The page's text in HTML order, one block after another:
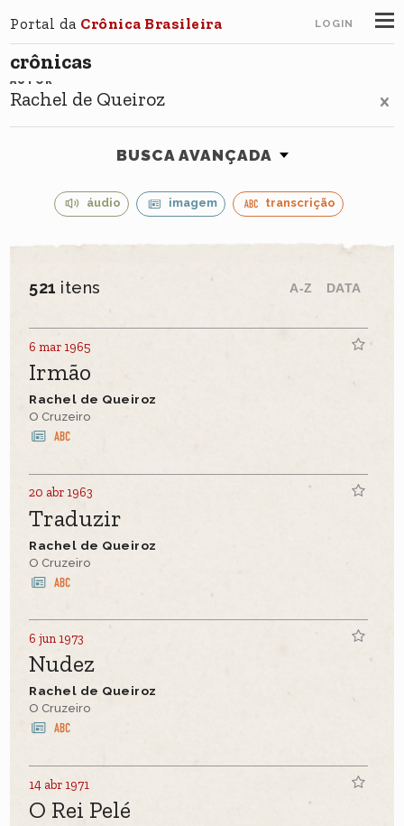
Portal da Crônica Brasileira LOGIN
crônicas
AUTOR
Rachel de Queiroz
BUSCA AVANÇADA
áudio imagem transcrição
521 itens A-Z DATA
6 mar 1965
Irmão
Rachel de Queiroz
O Cruzeiro
20 abr 1963
Traduzir
Rachel de Queiroz
O Cruzeiro
6 jun 1973
Nudez
Rachel de Queiroz
O Cruzeiro
14 abr 1971
O Rei Pelé